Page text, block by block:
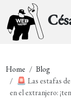
Home
Blog
🚨 Las estafas
en el extranjero: